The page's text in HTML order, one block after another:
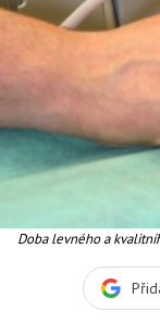
Doba levného a